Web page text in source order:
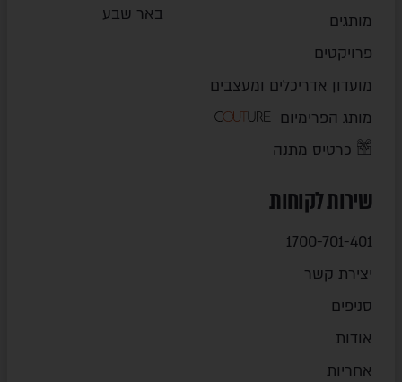
מותגים
פרויקטים
מועדון אדריכלים ומעצבים
מותג הפרימיום
כרטיס מתנה
באר שבע
שירות לקוחות
1700-701-401
יצירת קשר
סניפים
אודות
אחריות